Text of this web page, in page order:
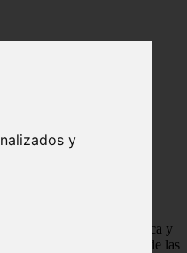
y
especial uso de la lógica y
Esta forma parte de las